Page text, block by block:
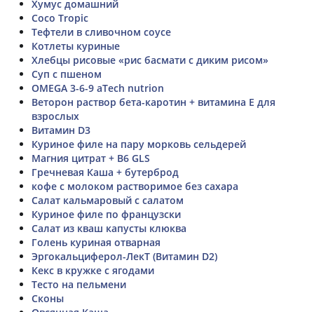
Хумус домашний
Coco Tropic
Тефтели в сливочном соусе
Котлеты куриные
Хлебцы рисовые «рис басмати с диким рисом»
Суп с пшеном
OMEGA 3-6-9 aTech nutrion
Веторон раствор бета-каротин + витамина Е для
взрослых
Витамин D3
Куриное филе на пару морковь сельдерей
Магния цитрат + В6 GLS
Гречневая Каша + бутерброд
кофе с молоком растворимое без сахара
Салат кальмаровый с салатом
Куриное филе по французски
Салат из кваш капусты клюква
Голень куриная отварная
Эргокальциферол-ЛекТ (Витамин D2)
Кекс в кружке с ягодами
Тесто на пельмени
Сконы